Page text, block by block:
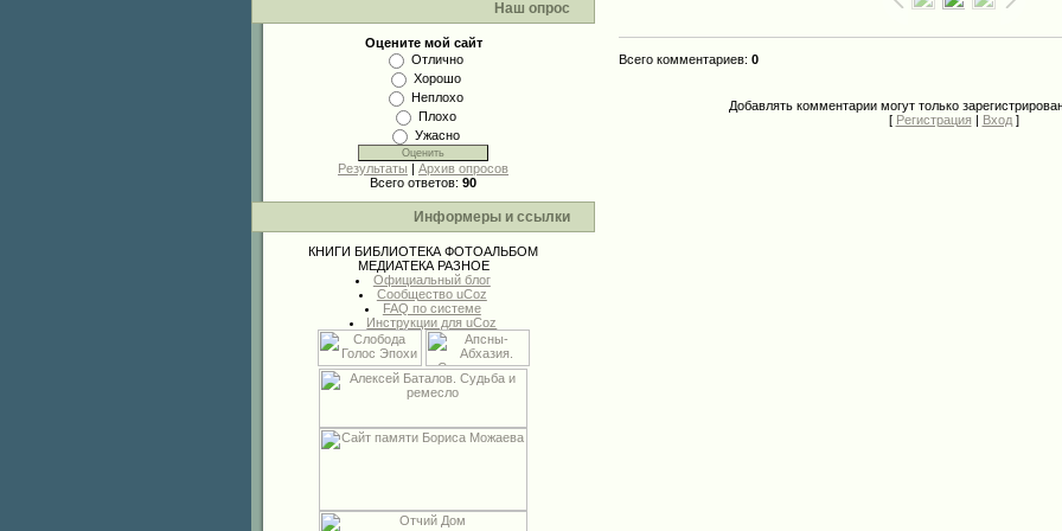
Наш опрос
Оцените мой сайт
Отлично
Хорошо
Неплохо
Плохо
Ужасно
Результаты | Архив опросов
Всего ответов: 90
Информеры и ссылки
КНИГИ БИБЛИОТЕКА ФОТОАЛЬБОМ
МЕДИАТЕКА РАЗНОЕ
Официальный блог
Сообщество uCoz
FAQ по системе
Инструкции для uCoz
Всего комментариев: 0
Добавлять комментарии могут только
[ Регистрация | Вход]